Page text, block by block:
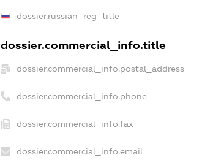
dossier.russian_reg_title
dossier.commercial_info.title
dossier.commercial_info.postal_address
dossier.commercial_info.phone
dossier.commercial_info.fax
dossier.commercial_info.email